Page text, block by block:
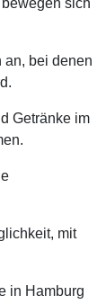
sich
an, bei denen
Getränke im
mit
in Hamburg